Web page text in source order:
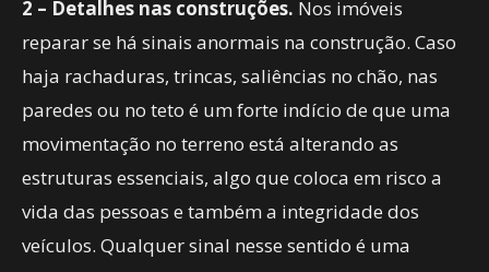
2 – Detalhes nas construções. Nos imóveis
reparar se há sinais anormais na construção. Caso
haja rachaduras, trincas, saliências no chão, nas
paredes ou no teto é um forte indício de que uma
movimentação no terreno está alterando as
estruturas essenciais, algo que coloca em risco a
vida das pessoas e também a integridade dos
veículos. Qualquer sinal nesse sentido é uma